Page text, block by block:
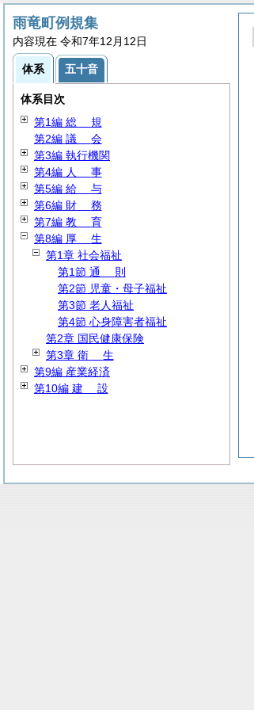
雨竜町例規集
内容現在 令和7年12月12日
体系 五十音
体系目次
第1編 総 規
第2編 議 会
第3編 執行機関
第4編 人 事
第5編 給 与
第6編 財 務
第7編 教 育
第8編 厚 生
第1章 社会福祉
第1節 通 則
第2節 児童・母子福祉
第3節 老人福祉
第4節 心身障害者福祉
第2章 国民健康保険
第3章 衛 生
第9編 産業経済
第10編 建 設